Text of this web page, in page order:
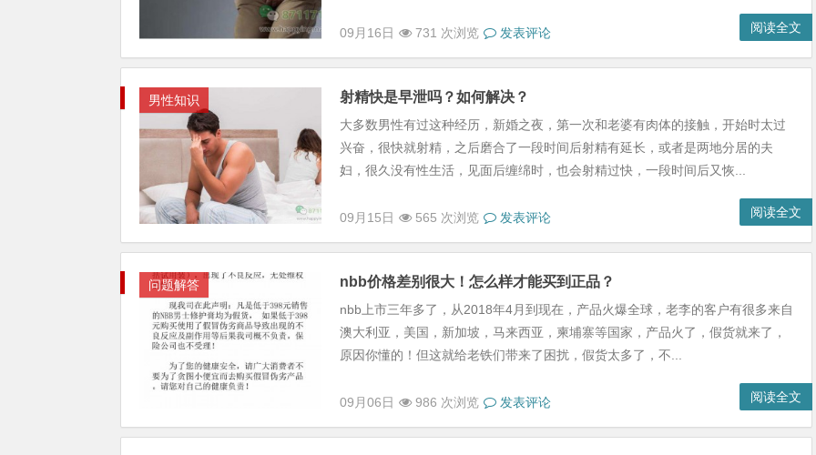
09月16日 731 次浏览 发表评论 阅读全文
男性知识 射精快是早泄吗？如何解决？
大多数男性有过这种经历，新婚之夜，第一次和老婆有肉体的接触，开始时太过
兴奋，很快就射精，之后磨合了一段时间后射精有延长，或者是两地分居的夫
妇，很久没有性生活，见面后缠绵时，也会射精过快，一段时间后又恢...
09月15日 565 次浏览 发表评论 阅读全文
问题解答 nbb价格差别很大！怎么样才能买到正品？
nbb上市三年多了，从2018年4月到现在，产品火爆全球，老李的客户有很多来自
澳大利亚，美国，新加坡，马来西亚，柬埔寨等国家，产品火了，假货就来了，
原因你懂的！但这就给老铁们带来了困扰，假货太多了，不...
09月06日 986 次浏览 发表评论 阅读全文